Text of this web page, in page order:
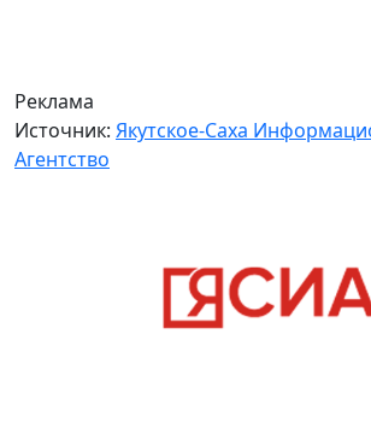
Реклама
Источник: Якутское-Саха
Агентство